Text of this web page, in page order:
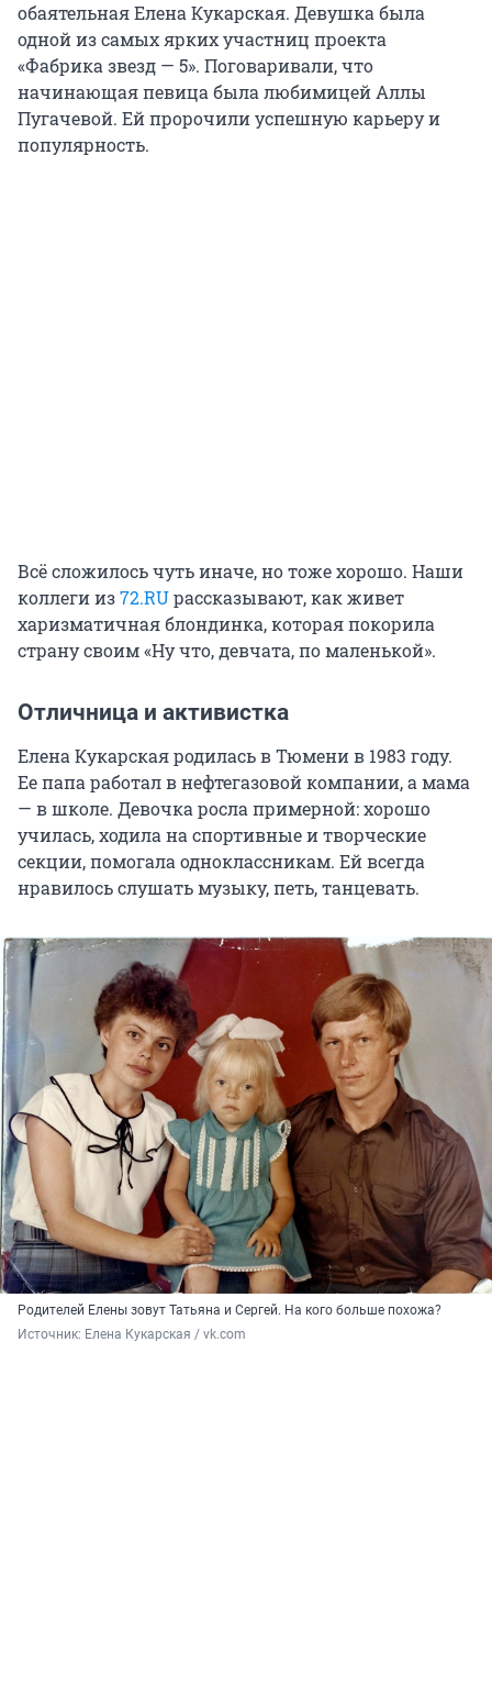
обаятельная Елена Кукарская. Девушка была
одной из самых ярких участниц проекта
«Фабрика звезд — 5». Поговаривали, что
начинающая певица была любимицей Аллы
Пугачевой. Ей пророчили успешную карьеру и
популярность.
Всё сложилось чуть иначе, но тоже хорошо. Наши
коллеги из72.RUрассказывают, как живет
харизматичная блондинка, которая покорила
страну своим «Ну что, девчата, по маленькой».
Отличница и активистка
Елена Кукарская родилась в Тюмени в 1983 году.
Ее папа работал в нефтегазовой компании, а мама
— в школе. Девочка росла примерной: хорошо
училась, ходила на спортивные и творческие
секции, помогала одноклассникам. Ей всегда
нравилось слушать музыку, петь, танцевать.
Родителей Елены зовут Татьяна и Сергей. На кого больше похожа?
Источник: Елена Кукарская / vk.com